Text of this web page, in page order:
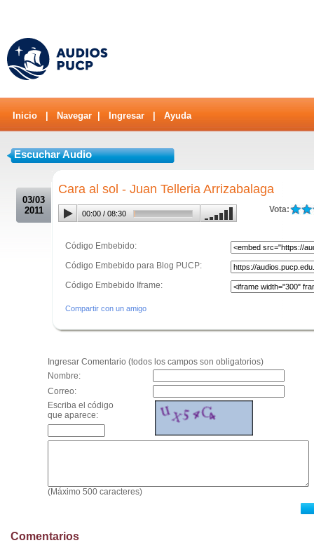
Inicio Navegar Ingresar Ayuda
Escuchar Audio
03/03
2011
Cara al sol - Juan Telleria Arrizabalaga
Vota:
00:00 / 08:30
Código Embebido:
Código Embebido para Blog PUCP:
Código Embebido Iframe:
Compartir con un amigo
Ingresar Comentario (todos los campos son obligatorios)
Nombre:
Correo:
Escriba el código
que aparece:
(Máximo 500 caracteres)
Comentarios